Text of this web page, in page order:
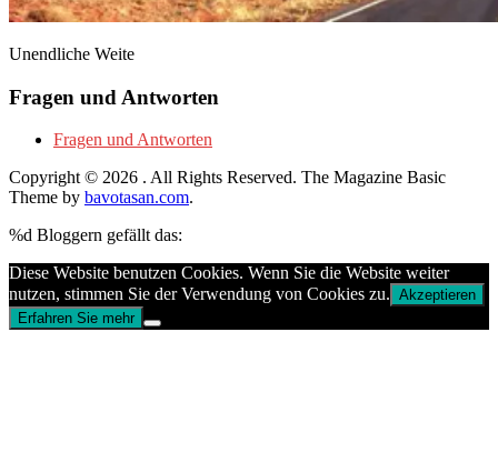
Unendliche Weite
Fragen und Antworten
Fragen und Antworten
Copyright © 2026 . All Rights Reserved. The Magazine Basic
Theme by bavotasan.com.
%d Bloggern gefällt das:
Diese Website benutzen Cookies. Wenn Sie die Website weiter
nutzen, stimmen Sie der Verwendung von Cookies zu. Akzeptieren
Erfahren Sie mehr